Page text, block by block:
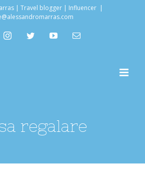
| Travel blogger | Influencer |
instagramtwitter youtubeEmail
regalare